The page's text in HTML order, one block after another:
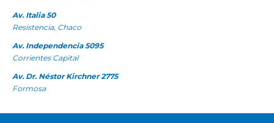
Av. Italia 50
Resistencia, Chaco
Av. Independencia 5095
Corrientes Capital
Av. Dr. Néstor Kirchner 2775
Formosa